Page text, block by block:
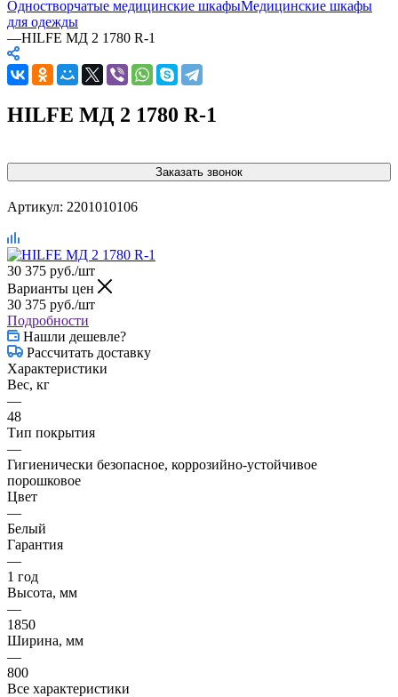
Одностворчатые медицинские шкафыМедицинские шкафы
для одежды
—HILFE МД 2 1780 R-1
HILFE МД 2 1780 R-1
Заказать звонок
Артикул: 2201010106
30 375 руб./шт
Варианты цен
30 375 руб./шт
Подробности
Нашли дешевле?
Рассчитать доставку
Характеристики
Вес, кг
—
48
Тип покрытия
—
Гигиенически безопасное, коррозийно-устойчивое
порошковое
Цвет
—
Белый
Гарантия
—
1 год
Высота, мм
—
1850
Ширина, мм
—
800
Все характеристики